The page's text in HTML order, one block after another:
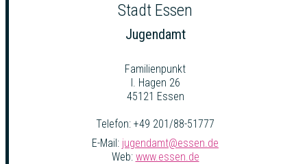
Stadt Essen
Jugendamt
Familienpunkt
I. Hagen 26
45121 Essen
Telefon: +49 201/88-51777
E-Mail: jugendamt@essen.de
Web: www.essen.de